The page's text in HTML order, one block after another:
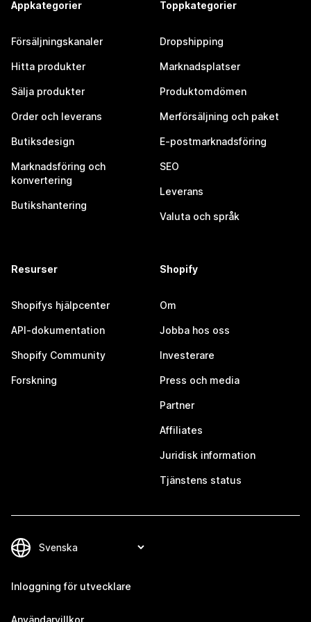
Appkategorier
Försäljningskanaler
Hitta produkter
Sälja produkter
Order och leverans
Butiksdesign
Marknadsföring och
konvertering
Butikshantering
Toppkategorier
Dropshipping
Marknadsplatser
Produktomdömen
Merförsäljning och paket
E-postmarknadsföring
SEO
Leverans
Valuta och språk
Resurser
Shopifys hjälpcenter
API-dokumentation
Shopify Community
Forskning
Shopify
Om
Jobba hos oss
Investerare
Press och media
Partner
Affiliates
Juridisk information
Tjänstens status
Inloggning för utvecklare